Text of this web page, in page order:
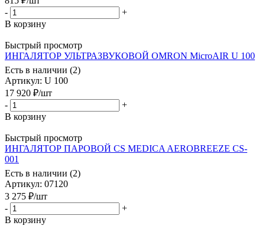
-
+
В корзину
Быстрый просмотр
ИНГАЛЯТОР УЛЬТРАЗВУКОВОЙ OMRON MicroAIR U 100
Есть в наличии (2)
Артикул: U 100
17 920 ₽/шт
-
+
В корзину
Быстрый просмотр
ИНГАЛЯТОР ПАРОВОЙ CS MEDICA AEROBREEZE CS-
001
Есть в наличии (2)
Артикул: 07120
3 275 ₽/шт
-
+
В корзину